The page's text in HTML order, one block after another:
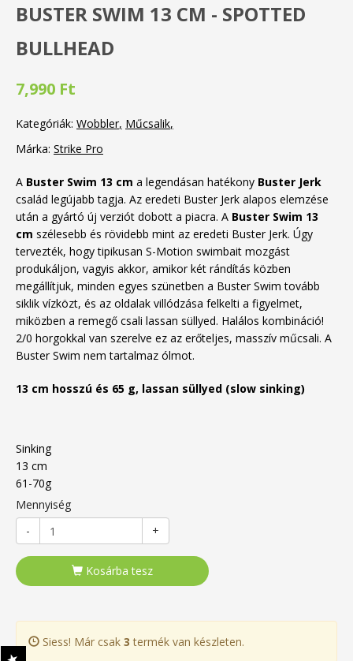
BUSTER SWIM 13 CM - SPOTTED
BULLHEAD
7,990 Ft
Kategóriák: Wobbler Műcsalik
Márka: Strike Pro
A Buster Swim 13 cm a legendásan hatékony Buster Jerk
család legújabb tagja. Az eredeti Buster Jerk alapos elemzése
után a gyártó új verziót dobott a piacra. A Buster Swim 13
cm szélesebb és rövidebb mint az eredeti Buster Jerk. Úgy
tervezték, hogy tipikusan S-Motion swimbait mozgást
produkáljon, vagyis akkor, amikor két rándítás közben
megállítjuk, minden egyes szünetben a Buster Swim tovább
siklik vízközt, és az oldalak villódzása felkelti a figyelmet,
miközben a remegő csali lassan süllyed. Halálos kombináció!
2/0 horgokkal van szerelve ez az erőteljes, masszív műcsali. A
Buster Swim nem tartalmaz ólmot.
13 cm hosszú és 65 g, lassan süllyed (slow sinking)
Sinking
13 cm
61-70g
Mennyiség
-
+
Kosárba tesz
Siess! Már csak 3 termék van készleten.